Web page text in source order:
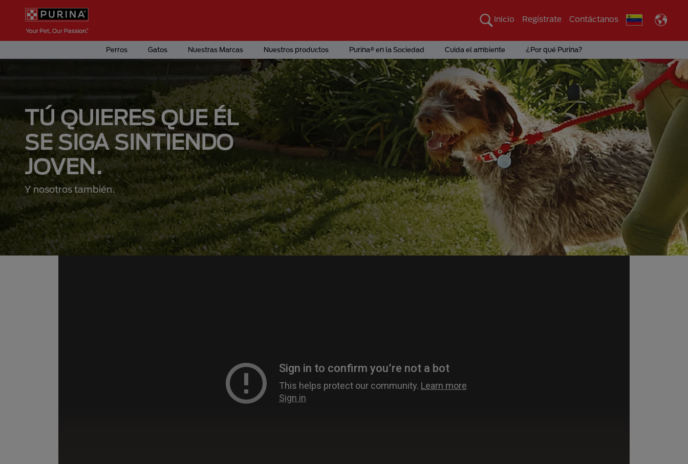
Pasar al contenido principal
Menú Secundario Purina
Inicio Regístrate Contáctanos
Menú Principal Purina
Perros Gatos Nuestras Marcas Nuestros productos Purina® en la Sociedad Cuida el ambiente ¿Por qué Purina?
TÚ QUIERES QUE ÉL
SE SIGA SINTIENDO
JOVEN.
Y nosotros también.